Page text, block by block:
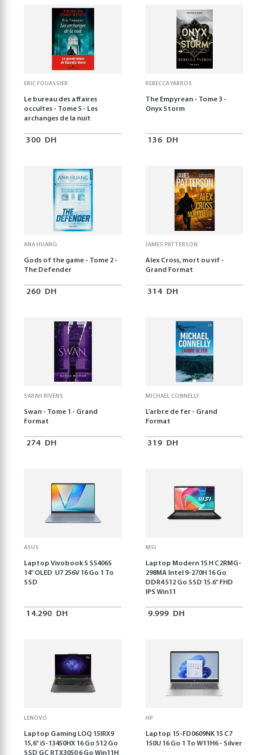
ERIC FOUASSIER
Le bureau des affaires
occultes - Tome 5 - Les
archanges de la nuit
300 DH
REBECCA YARROS
The Empyrean - Tome 3 -
Onyx Storm
136 DH
ANA HUANG
Gods of the game - Tome 2 -
The Defender
260 DH
JAMES PATTERSON
Alex Cross, mort ou vif -
Grand Format
314 DH
SARAH RIVENS
Swan - Tome 1 - Grand
Format
274 DH
MICHAEL CONNELLY
L'arbre de fer - Grand
Format
319 DH
ASUS
Laptop Vivobook S S5406S
14" OLED U7 256V 16 Go 1 To
SSD
14.290 DH
MSI
Laptop Modern 15 H C2RMG-
298MA Intel 9-270H 16 Go
DDR4 512 Go SSD 15.6" FHD
IPS Win11
9.999 DH
LENOVO
Laptop Gaming LOQ 15IRX9
15,6'' i5-13450HX 16 Go 512 Go
SSD GC RTX3050 6 Go Win11H
HP
Laptop 15-FD0609NK 15 C7
150U 16 Go 1 To W11H6 - Silver